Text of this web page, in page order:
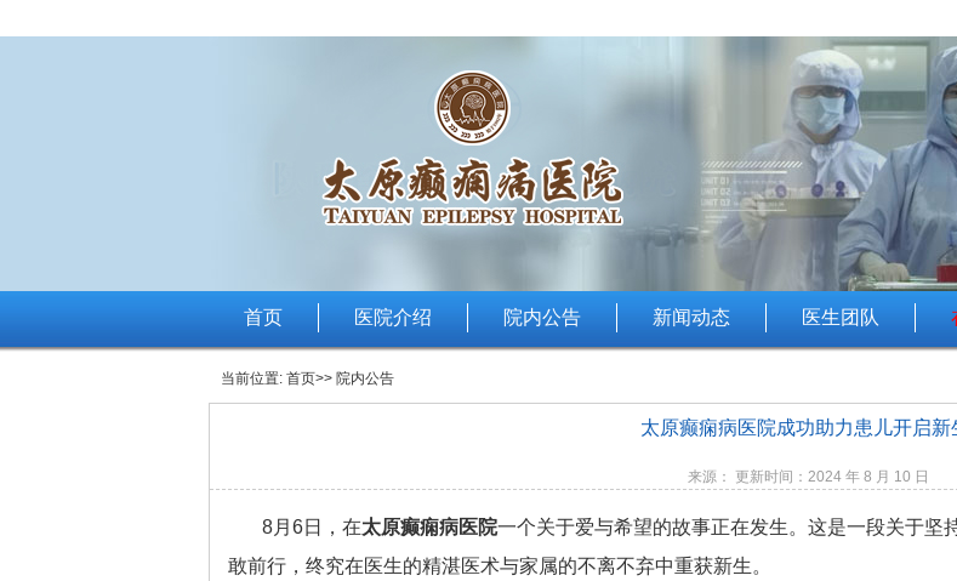
首页 医院介绍 院内公告 新闻动态 医生团队
当前位置: 首页>> 院内公告
太原癫痫病医院成功助力患儿开启新
来源： 更新时间：2024 年 8 月 10 日
8月6日，在太原癫痫病医院一个关于爱与希望的故事正在发生。这是一段关于坚
敢前行，终究在医生的精湛医术与家属的不离不弃中重获新生。